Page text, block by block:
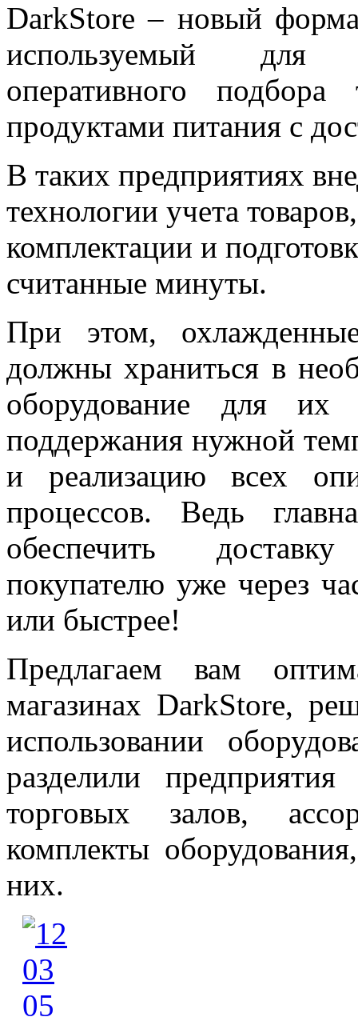
DarkStore – новый
используемый для
оперативного подбора
продуктами питания с
В таких предприятиях
технологии учета
комплектации и
считанные минуты.
При этом,
должны храниться в
оборудование для их
поддержания нужной
и реализацию всех
процессов. Ведь
обеспечить
покупателю уже через
или быстрее!
Предлагаем вам
магазинах DarkStore,
использовании
разделили
торговых залов,
комплекты
них.